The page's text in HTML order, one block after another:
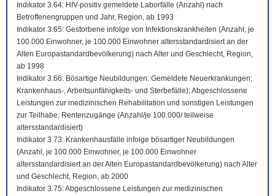
Indikator 3.64: HIV-positiv gemeldete Laborfälle (Anzahl) nach
Betroffenengruppen und Jahr, Region, ab 1993
Indikator 3.65: Gestorbene infolge von Infektionskrankheiten (Anzahl, je
100.000 Einwohner, je 100.000 Einwohner altersstandardisiert an der
Alten Europastandardbevölkerung) nach Alter und Geschlecht, Region,
ab 1998
Indikator 3.66: Bösartige Neubildungen: Gemeldete Neuerkrankungen;
Krankenhaus-, Arbeitsunfähigkeits- und Sterbefälle); Abgeschlossene
Leistungen zur medizinischen Rehabilitation und sonstigen Leistungen
zur Teilhabe; Rentenzugänge (Anzahl/je 100.000/ teilweise
altersstandardisiert)
Indikator 3.73: Krankenhausfälle infolge bösartiger Neubildungen
(Anzahl, je 100.000 Einwohner, je 100.000 Einwohner
altersstandardisiert an der Alten Europastandardbevölkerung) nach Alter
und Geschlecht, Region, ab 2000
Indikator 3.75: Abgeschlossene Leistungen zur medizinischen